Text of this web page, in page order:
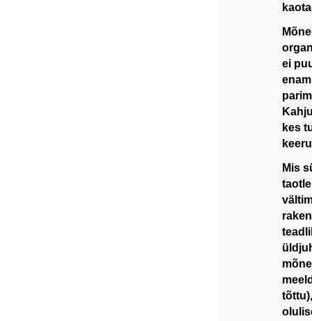
ei
kes
Mis